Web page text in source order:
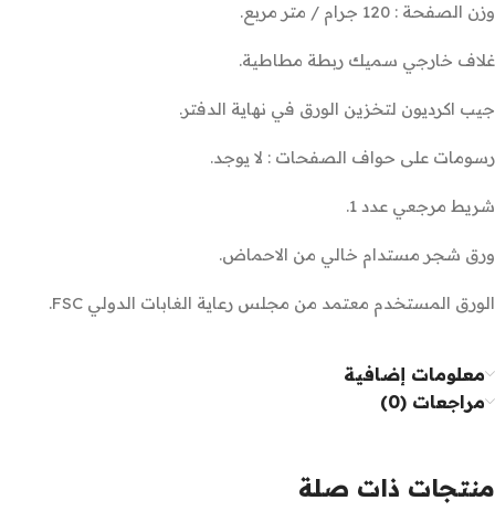
وزن الصفحة : 120 جرام / متر مربع.
غلاف خارجي سميك ربطة مطاطية.
جيب اكرديون لتخزين الورق في نهاية الدفتر.
رسومات على حواف الصفحات : لا يوجد.
شريط مرجعي عدد 1.
ورق شجر مستدام خالي من الاحماض.
الورق المستخدم معتمد من مجلس رعاية الغابات الدولي FSC.
معلومات إضافية
مراجعات (0)
منتجات ذات صلة